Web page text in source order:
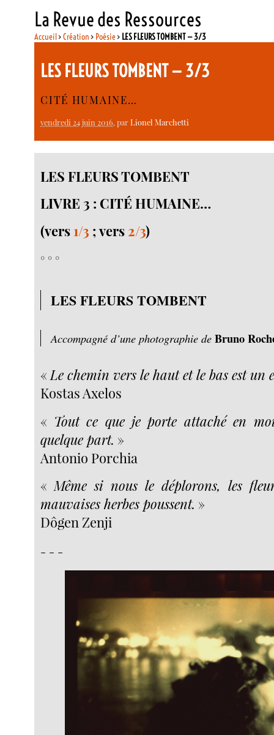
La Revue des Ressources
Accueil>Création > Poésie> LES FLEURS TOMBENT — 3/3
LES FLEURS TOMBENT — 3/3
CITÉ HUMAINE…
vendredi 24 juin 2016, parLionel Marchetti
LES FLEURS TOMBENT
LIVRE 3 : CITÉ HUMAINE…
(vers 1/3 ; vers 2/3)
° ° °
LES FLEURS TOMBENT
Accompagné d’une photographie de Bruno
«Le chemin vers le haut et le bas est un
Kostas Axelos
« Tout ce que je porte attaché en
quelque part. »
Antonio Porchia
«Même si nous le déplorons, les
mauvaises herbes poussent. »
Dôgen Zenji
- - -